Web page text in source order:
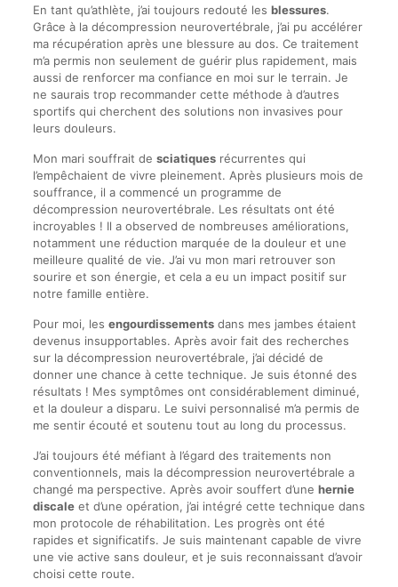
En tant qu’athlète, j’ai toujours redouté les blessures.
Grâce à la décompression neurovertébrale, j’ai pu accélérer
ma récupération après une blessure au dos. Ce traitement
m’a permis non seulement de guérir plus rapidement, mais
aussi de renforcer ma confiance en moi sur le terrain. Je
ne saurais trop recommander cette méthode à d’autres
sportifs qui cherchent des solutions non invasives pour
leurs douleurs.
Mon mari souffrait de sciatiquesrécurrentes qui
l’empêchaient de vivre pleinement. Après plusieurs mois de
souffrance, il a commencé un programme de
décompression neurovertébrale. Les résultats ont été
incroyables ! Il a observed de nombreuses améliorations,
notamment une réduction marquée de la douleur et une
meilleure qualité de vie. J’ai vu mon mari retrouver son
sourire et son énergie, et cela a eu un impact positif sur
notre famille entière.
Pour moi, les engourdissementsdans mes jambes étaient
devenus insupportables. Après avoir fait des recherches
sur la décompression neurovertébrale, j’ai décidé de
donner une chance à cette technique. Je suis étonné des
résultats ! Mes symptômes ont considérablement diminué,
et la douleur a disparu. Le suivi personnalisé m’a permis de
me sentir écouté et soutenu tout au long du processus.
J’ai toujours été méfiant à l’égard des traitements non
conventionnels, mais la décompression neurovertébrale a
changé ma perspective. Après avoir souffert d’une hernie
discaleet d’une opération, j’ai intégré cette technique dans
mon protocole de réhabilitation. Les progrès ont été
rapides et significatifs. Je suis maintenant capable de vivre
une vie active sans douleur, et je suis reconnaissant d’avoir
choisi cette route.